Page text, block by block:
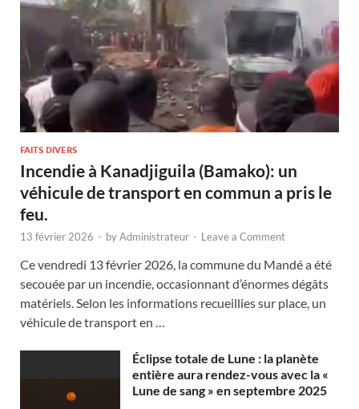
FAITS DIVERS
Incendie à Kanadjiguila (Bamako): un
véhicule de transport en commun a pris le
feu.
13 février 2026 - byAdministrateur - Leave a Comment
Ce vendredi 13 février 2026, la commune du Mandé a été
secouée par un incendie, occasionnant d’énormes dégâts
matériels. Selon les informations recueillies sur place, un
véhicule de transport en …
Éclipse totale de Lune : la planète
entière aura rendez-vous avec la «
Lune de sang » en septembre 2025